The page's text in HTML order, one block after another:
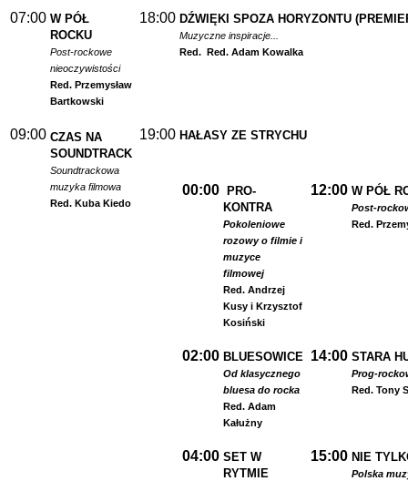
07:00 W PÓŁ
ROCKU
Post-rockowe
nieoczywistości
Red. Przemysław
Bartkowski
18:00 DŹWIĘKI SPOZA HORYZONTU
Muzyczne inspiracje...
Red. Red. Adam Kowalka
09:00 CZAS NA
SOUNDTRACK
Soundtrackowa
muzyka filmowa
Red. Kuba Kiedo
19:00 HAŁASY ZE STRYCHU
00:00
PRO-
KONTRA
Pokoleniowe
rozowy o filmie i
muzyce
filmowej
Red. Andrzej
Kusy i Krzysztof
Kosiński
12:00 W PÓŁ
Post-
Red.
02:00 BLUESOWICE
Od klasycznego
bluesa do rocka
Red. Adam
Kałużny
14:00 STARA
Prog-
Red. Tony
04:00 SET W
RYTMIE
15:00 NIE
Polska